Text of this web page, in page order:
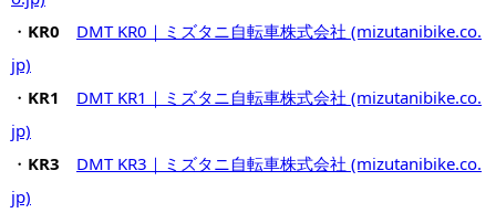
・ KR0
DMT KR0｜ミズタニ自転車株式会社 (mizutanibike.co.
jp)
・ KR1
DMT KR1｜ミズタニ自転車株式会社 (mizutanibike.co.
jp)
・ KR3
DMT KR3｜ミズタニ自転車株式会社 (mizutanibike.co.
jp)